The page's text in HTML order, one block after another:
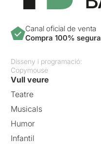
Canal oficial de venta
Compra 100% segura
Disseny i programació:
Copymouse
Vull veure
Teatre
Musicals
Humor
Infantil